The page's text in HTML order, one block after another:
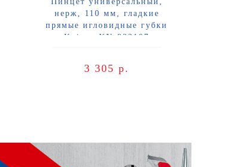
нерж, 110 мм, гладкие
прямые игловидные губки
Knipex KN-922107
3 305 р.